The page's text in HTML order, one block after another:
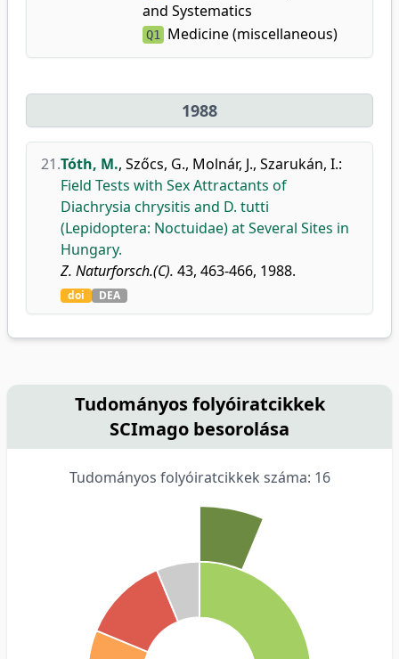
and Systematics
Q1 Medicine (miscellaneous)
1988
21.Tóth, M., Szőcs, G., Molnár, J., Szarukán, I.:
Field Tests with Sex Attractants of
Diachrysia chrysitis and D. tutti
(Lepidoptera: Noctuidae) at Several Sites in
Hungary.
Z. Naturforsch.(C). 43, 463-466, 1988.
doi DEA
Tudományos folyóiratcikkek
SCImago besorolása
Tudományos folyóiratcikkek száma: 16